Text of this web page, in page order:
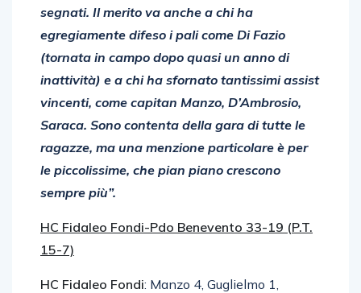
segnati. Il merito va anche a chi ha
egregiamente difeso i pali come Di Fazio
(tornata in campo dopo quasi un anno di
inattività) e a chi ha sfornato tantissimi assist
vincenti, come capitan Manzo, D’Ambrosio,
Saraca. Sono contenta della gara di tutte le
ragazze, ma una menzione particolare è per
le piccolissime, che pian piano crescono
sempre più”.
HC Fidaleo Fondi-Pdo Benevento 33-19 (P.T.
15-7)
HC Fidaleo Fondi: Manzo 4, Guglielmo 1,